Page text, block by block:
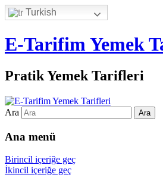
Turkish
E-Tarifim Yemek
Pratik Yemek Tarifleri
Ara
Ana menü
Birincil içeriğe geç
İkincil içeriğe geç